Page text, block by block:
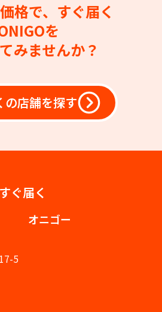
格で、すぐ届く
を
みませんか？
の店舗を探す
ぐ届く
オニゴー
5